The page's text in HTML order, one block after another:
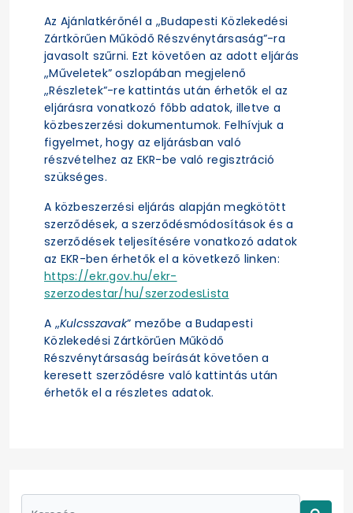
Az Ajánlatkérőnél a „Budapesti Közlekedési
Zártkörűen Működő Részvénytársaság”-ra
javasolt szűrni. Ezt követően az adott eljárás
„Műveletek” oszlopában megjelenő
„Részletek”-re kattintás után érhetők el az
eljárásra vonatkozó főbb adatok, illetve a
közbeszerzési dokumentumok. Felhívjuk a
figyelmet, hogy az eljárásban való
részvételhez az EKR-be való regisztráció
szükséges.
A közbeszerzési eljárás alapján megkötött
szerződések, a szerződésmódosítások és a
szerződések teljesítésére vonatkozó adatok
az EKR-ben érhetők el a következő linken:
https://ekr.gov.hu/ekr-
szerzodestar/hu/szerzodesLista
A „Kulcsszavak” mezőbe a Budapesti
Közlekedési Zártkörűen Működő
Részvénytársaság beírását követően a
keresett szerződésre való kattintás után
érhetők el a részletes adatok.